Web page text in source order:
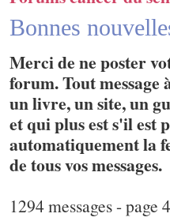
Bonnes
Merci de ne poster
forum. Tout
un livre, un site, un
et qui plus est s'il est
automatiquement la
de tous vos messages.
1294 messages - page